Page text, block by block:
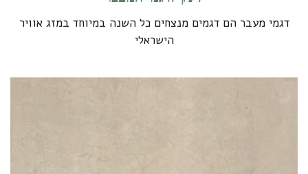
דגמי מעבר הם דגמים מנצחים כל השנה במיוחד במזג אוויר
הישראלי